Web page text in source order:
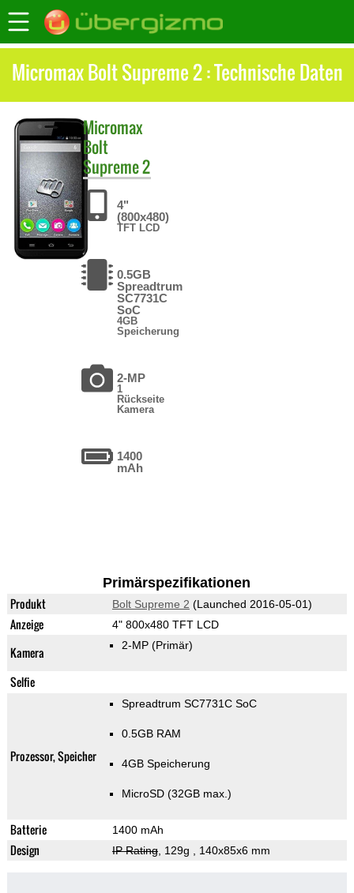
Micromax Bolt Supreme 2 : Technische Daten
Micromax
Bolt
Supreme 2
4"
(800x480)
TFT LCD
0.5GB
Spreadtrum
SC7731C
SoC
4GB
Speicherung
2-MP
1
Rückseite
Kamera
1400
mAh
Primärspezifikationen
Produkt Bolt Supreme 2 (Launched 2016-05-01)
Anzeige 4" 800x480 TFT LCD
Kamera 2-MP (Primär)
Selfie
Prozessor, Speicher
Spreadtrum SC7731C SoC
0.5GB RAM
4GB Speicherung
MicroSD (32GB max.)
Batterie 1400 mAh
Design IP Rating, 129g , 140x85x6 mm